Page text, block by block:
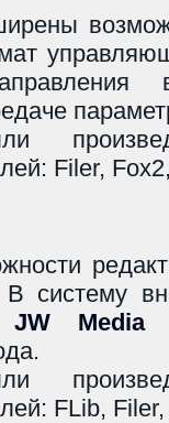
Filer,
систему
JW Media
FLib,